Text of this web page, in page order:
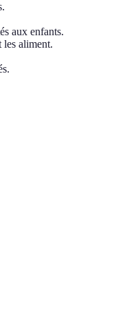
aux enfants.
les aliment.